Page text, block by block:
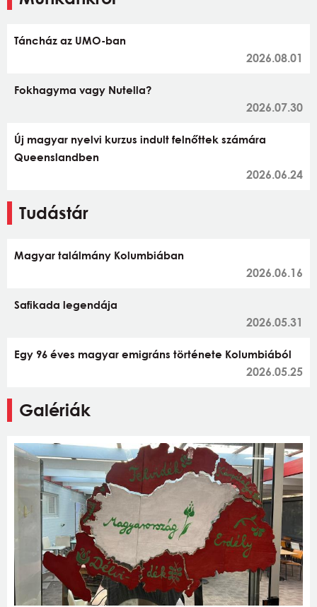
Táncház az UMO-ban
2026.08.01
Fokhagyma vagy Nutella?
2026.07.30
Új magyar nyelvi kurzus indult felnőttek számára
Queenslandben
2026.06.24
Tudástár
Magyar találmány Kolumbiában
2026.06.16
Safikada legendája
2026.05.31
Egy 96 éves magyar emigráns története Kolumbiából
2026.05.25
Galériák